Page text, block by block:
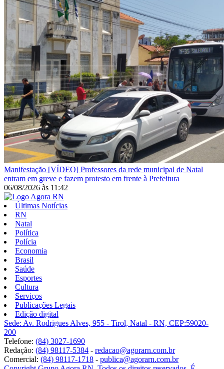
Manifestação [VÍDEO] Professores da rede municipal de Natal
entram em greve e fazem protesto em frente à Prefeitura
06/08/2026 às 11:42
Últimas Notícias
RN
Natal
Política
Polícia
Economia
Brasil
Saúde
Esportes
Cultura
Serviços
Publicações Legais
Edição digital
Sede: Av. Rodrigues Alves, 955 - Tirol, Natal - RN, CEP:59020-
200
Telefone: (84) 3027-1690
Redação: (84) 98117-5384 - redacao@agorarn.com.br
Comercial: (84) 98117-1718 - publica@agorarn.com.br